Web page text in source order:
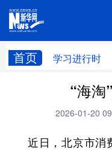
首页 学习进行时
高层
财经
台湾 思客
“海淘
2026-01-20
近日，北京市消